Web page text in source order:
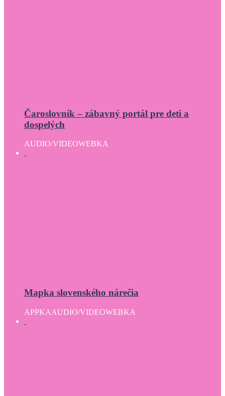
Čaroslovník – zábavný portál pre deti a
dospelých
AUDIO/VIDEOWEBKA
Mapka slovenského nárečia
APPKAAUDIO/VIDEOWEBKA